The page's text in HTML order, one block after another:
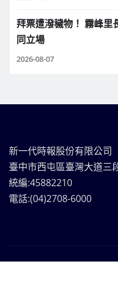
拜票遭潑穢物！ 霧峰里
同立場
2026-08-07
新一代時報股份有限公司
臺中市西屯區臺灣大道三
統編:45882210
電話:(04)2708-6000